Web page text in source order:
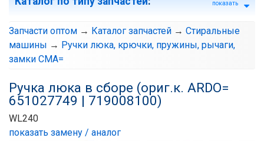
показать
Запчасти оптом → Каталог запчастей → Стиральные
машины → Ручки люка, крючки, пружины, рычаги,
замки СМА=
Ручка люка в сборе (ориг.к. ARDO=
651027749 | 719008100)
WL240
показать замену / аналог